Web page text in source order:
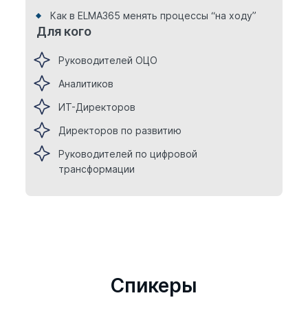
Как в ELMA365 менять процессы “на ходу”
Для кого
Руководителей ОЦО
Аналитиков
ИТ-Директоров
Директоров по развитию
Руководителей по цифровой
трансформации
Cпикеры